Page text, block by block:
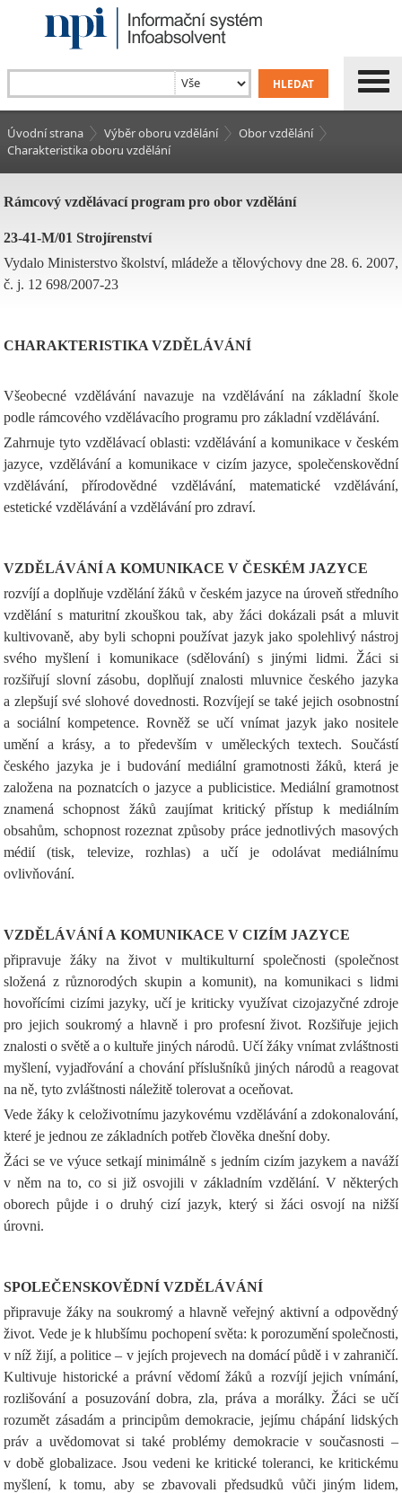
Úvodní strana Výběr oboru vzdělání
Obor vzdělání
Charakteristika oboru vzdělání
Rámcový vzdělávací program pro obor vzdělání
23-41-M/01 Strojírenství
Vydalo Ministerstvo školství, mládeže a tělovýchovy dne 28. 6. 2007,
č. j. 12 698/2007-23
CHARAKTERISTIKA VZDĚLÁVÁNÍ
Všeobecné vzdělávání navazuje na vzdělávání na základní škole
podle rámcového vzdělávacího programu pro základní vzdělávání.
Zahrnuje tyto vzdělávací oblasti: vzdělávání a komunikace v českém
jazyce, vzdělávání a komunikace v cizím jazyce, společenskovědní
vzdělávání, přírodovědné vzdělávání, matematické vzdělávání,
estetické vzdělávání a vzdělávání pro zdraví.
VZDĚLÁVÁNÍ A KOMUNIKACE V ČESKÉM JAZYCE
rozvíjí a doplňuje vzdělání žáků v českém jazyce na úroveň středního
vzdělání s maturitní zkouškou tak, aby žáci dokázali psát a mluvit
kultivovaně, aby byli schopni používat jazyk jako spolehlivý nástroj
svého myšlení i komunikace (sdělování) s jinými lidmi. Žáci si
rozšiřují slovní zásobu, doplňují znalosti mluvnice českého jazyka
a zlepšují své slohové dovednosti. Rozvíjejí se také jejich osobnostní
a sociální kompetence. Rovněž se učí vnímat jazyk jako nositele
umění a krásy, a to především v uměleckých textech. Součástí
českého jazyka je i budování mediální gramotnosti žáků, která je
založena na poznatcích o jazyce a publicistice. Mediální gramotnost
znamená schopnost žáků zaujímat kritický přístup k mediálním
obsahům, schopnost rozeznat způsoby práce jednotlivých masových
médií (tisk, televize, rozhlas) a učí je odolávat mediálnímu
ovlivňování.
VZDĚLÁVÁNÍ A KOMUNIKACE V CIZÍM JAZYCE
připravuje žáky na život v multikulturní společnosti (společnost
složená z různorodých skupin a komunit), na komunikaci s lidmi
hovořícími cizími jazyky, učí je kriticky využívat cizojazyčné zdroje
pro jejich soukromý a hlavně i pro profesní život. Rozšiřuje jejich
znalosti o světě a o kultuře jiných národů. Učí žáky vnímat zvláštnosti
myšlení, vyjadřování a chování příslušníků jiných národů a reagovat
na ně, tyto zvláštnosti náležitě tolerovat a oceňovat.
Vede žáky k celoživotnímu jazykovému vzdělávání a zdokonalování,
které je jednou ze základních potřeb člověka dnešní doby.
Žáci se ve výuce setkají minimálně s jedním cizím jazykem a naváží
v něm na to, co si již osvojili v základním vzdělání. V některých
oborech půjde i o druhý cizí jazyk, který si žáci osvojí na nižší
úrovni.
SPOLEČENSKOVĚDNÍ VZDĚLÁVÁNÍ
připravuje žáky na soukromý a hlavně veřejný aktivní a odpovědný
život. Vede je k hlubšímu pochopení světa: k porozumění společnosti,
v níž žijí, a politice – v jejích projevech na domácí půdě i v zahraničí.
Kultivuje historické a právní vědomí žáků a rozvíjí jejich vnímání,
rozlišování a posuzování dobra, zla, práva a morálky. Žáci se učí
rozumět zásadám a principům demokracie, jejímu chápání lidských
práv a uvědomovat si také problémy demokracie v současnosti –
v době globalizace. Jsou vedeni ke kritické toleranci, ke kritickému
myšlení, k tomu, aby se zbavovali předsudků vůči jiným lidem,